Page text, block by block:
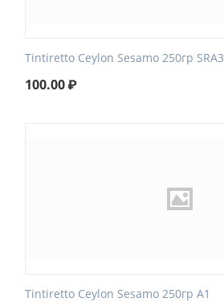
Tintiretto Ceylon Sesamo 250гр SRA3
100.00₽
Tintiretto Ceylon Sesamo 250гр А1